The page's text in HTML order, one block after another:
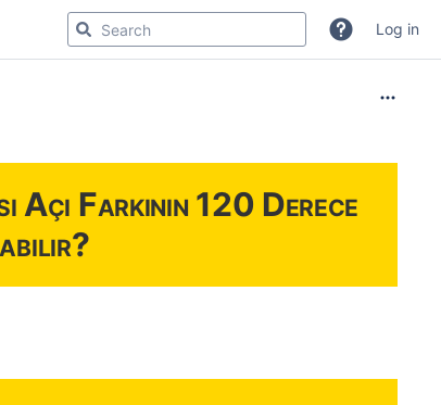
Log in
Farkının 120 Derece